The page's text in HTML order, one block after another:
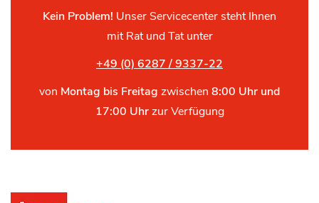
Kein Problem! Unser Servicecenter steht Ihnen
mit Rat und Tat unter
+49 (0) 6287 / 9337-22
von Montag bis Freitag zwischen 8:00 Uhr und
17:00 Uhrzur Verfügung